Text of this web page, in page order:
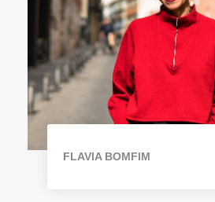
FLAVIA BOMFIM